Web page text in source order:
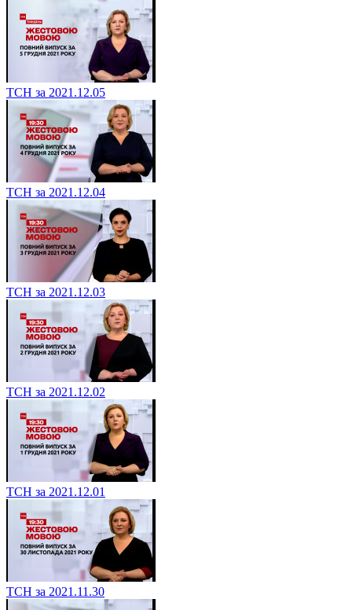
ТСН за 2021.12.05
ТСН за 2021.12.04
ТСН за 2021.12.03
ТСН за 2021.12.02
ТСН за 2021.12.01
ТСН за 2021.11.30